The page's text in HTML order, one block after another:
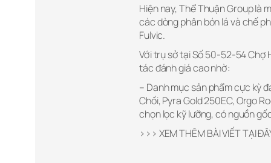
Hiện nay, Thể Thuận Group là
các dòng phân bón lá và chế
Fulvic.
Với trụ sở tại Số 50-52-54 Chợ
tác đánh giá cao nhờ:
– Danh mục sản phẩm cực kỳ
Chồi, Pyra Gold 250EC, Orgo
chọn lọc kỹ lưỡng, có nguồn
>>> XEM THÊM BÀI VIẾT TẠI